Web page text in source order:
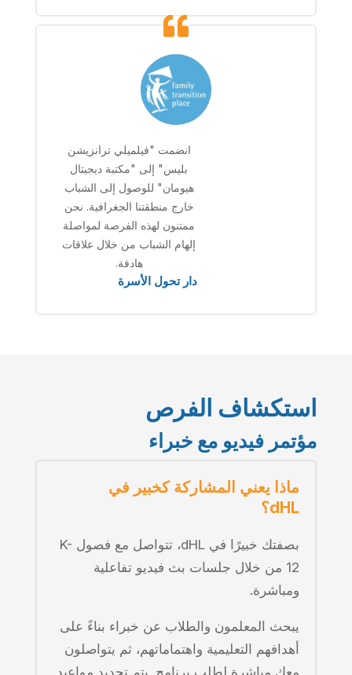
انضمت "فيلميلي ترانزيشن
بليس" إلى "مكتبة ديجيتال
هيومان" للوصول إلى الشباب
خارج منطقتنا الجغرافية. نحن
ممتنون لهذه الفرصة لمواصلة
إلهام الشباب من خلال علاقات
هادفة.
دار تحول الأسرة
استكشاف الفرص
مؤتمر فيديو مع خبراء
ماذا يعني المشاركة كخبير في
dHL؟
بصفتك خبيرًا في dHL، تتواصل مع فصول K-
12 من خلال جلسات بث فيديو تفاعلية
ومباشرة.
يبحث المعلمون والطلاب عن خبراء بناءً على
أهدافهم التعليمية واهتماماتهم، ثم يتواصلون
معك مباشرة لطلب برنامج. يتم تحديد مواعيد